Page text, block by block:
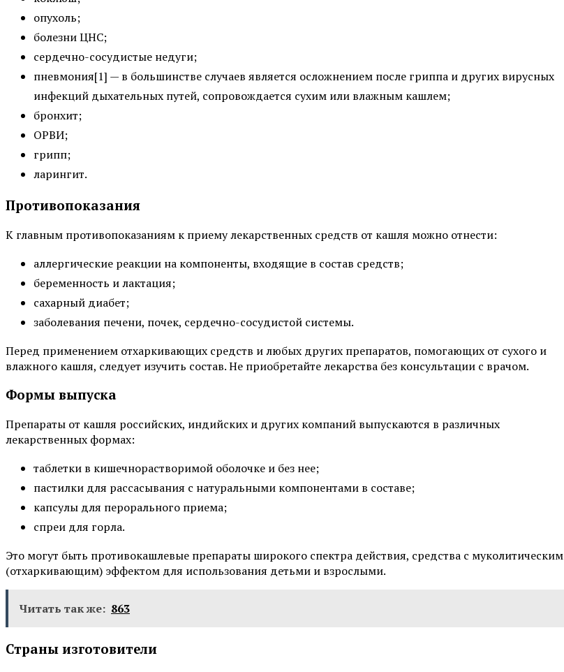
опухоль;
болезни ЦНС;
сердечно-сосудистые недуги;
пневмония[1] — в большинстве случаев является осложнением после гриппа и других вирусных
инфекций дыхательных путей, сопровождается сухим или влажным кашлем;
бронхит;
ОРВИ;
грипп;
ларингит.
Противопоказания
К главным противопоказаниям к приему лекарственных средств от кашля можно отнести:
аллергические реакции на компоненты, входящие в состав средств;
беременность и лактация;
сахарный диабет;
заболевания печени, почек, сердечно-сосудистой системы.
Перед применением отхаркивающих средств и любых других препаратов, помогающих от сухого и
влажного кашля, следует изучить состав. Не приобретайте лекарства без консультации с врачом.
Формы выпуска
Препараты от кашля российских, индийских и других компаний выпускаются в различных
лекарственных формах:
таблетки в кишечнорастворимой оболочке и без нее;
пастилки для рассасывания с натуральными компонентами в составе;
капсулы для перорального приема;
спреи для горла.
Это могут быть противокашлевые препараты широкого спектра действия, средства с муколитическим
(отхаркивающим) эффектом для использования детьми и взрослыми.
Читать так же: 863
Страны изготовители